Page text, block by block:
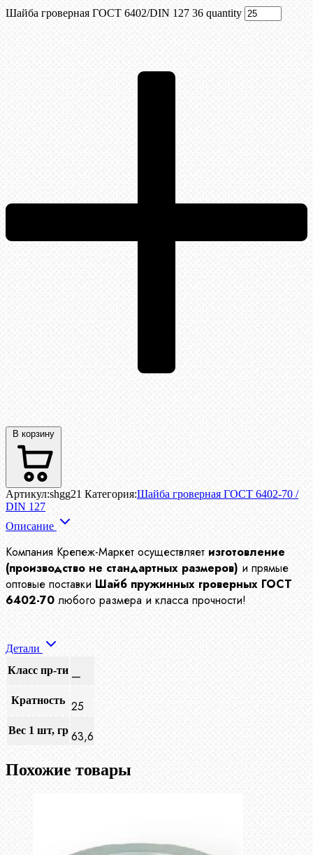
Шайба гроверная ГОСТ 6402/DIN 127 36 quantity
В корзину
Артикул:shgg21 Категория:Шайба гроверная ГОСТ 6402-70 /
DIN 127
Описание
Компания Крепеж-Маркет осуществляет изготовление
(производство не стандартных размеров) и прямые
оптовые поставки Шайб пружинных гроверных ГОСТ
6402-70 любого размера и класса прочности!
Детали
Класс пр-ти —
Кратность 25
Вес 1 шт, гр 63,6
Похожие товары